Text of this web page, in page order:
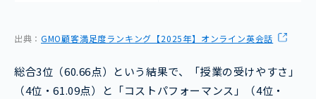
出典： GMO顧客満足度ランキング【2025年】オンライン英会話
総合3位（60.66点）という結果で、「授業の受けやすさ」
（4位・61.09点）と「コストパフォーマンス」（4位・